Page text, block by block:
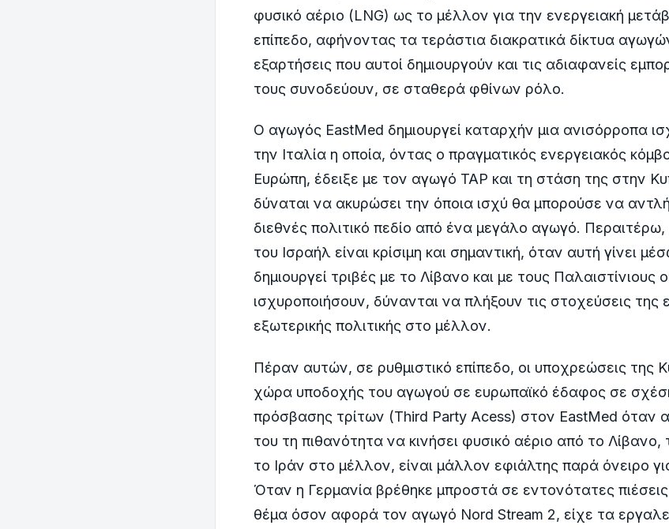
φυσικό αέριο (LNG) ως το μέλλον για την ενεργειακή
επίπεδο, αφήνοντας τα τεράστια διακρατικά δίκτυα
εξαρτήσεις που αυτοί δημιουργούν και τις αδιαφανείς
τους συνοδεύουν, σε σταθερά φθίνων ρόλο.
Ο αγωγός EastMed δημιουργεί καταρχήν μια ανισόρροπα
την Ιταλία η οποία, όντας ο πραγματικός ενεργειακός
Ευρώπη, έδειξε με τον αγωγό ΤΑΡ και τη στάση της στην
δύναται να ακυρώσει την όποια ισχύ θα μπορούσε να
διεθνές πολιτικό πεδίο από ένα μεγάλο αγωγό.
του Ισραήλ είναι κρίσιμη και σημαντική, όταν αυτή γίνει
δημιουργεί τριβές με το Λίβανο και με τους Παλαιστίνιους
ισχυροποιήσουν, δύνανται να πλήξουν τις στοχεύσεις της
εξωτερικής πολιτικής στο μέλλον.
Πέραν αυτών, σε ρυθμιστικό επίπεδο, οι υποχρεώσεις της
χώρα υποδοχής του αγωγού σε ευρωπαϊκό έδαφος σε
πρόσβασης τρίτων (Third Party Acess) στον EastMed όταν
του τη πιθανότητα να κινήσει φυσικό αέριο από το Λίβανο,
το Ιράν στο μέλλον, είναι μάλλον εφιάλτης παρά όνειρο
Όταν η Γερμανία βρέθηκε μπροστά σε εντονότατες πιέσεις
θέμα όσον αφορά τον αγωγό Nord Stream 2, είχε τα